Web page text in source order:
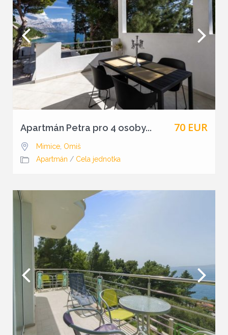
70 EUR
Apartmán Petra pro 4 osoby...
Mimice Omiš
Apartmán / Cela jednotka